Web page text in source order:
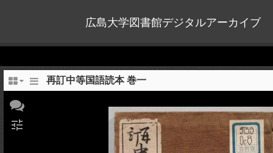
広島大学図書館デジタルアーカイブ
再訂中等国語読本 巻一
tune